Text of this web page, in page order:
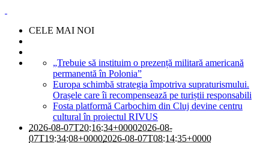
CELE MAI NOI
„Trebuie să instituim o prezență militară americană
permanentă în Polonia”
Europa schimbă strategia împotriva supraturismului.
Orașele care îi recompensează pe turiștii responsabili
Fosta platformă Carbochim din Cluj devine centru
cultural în proiectul RIVUS
2026-08-07T20:16:34+00002026-08-
07T19:34:08+00002026-08-07T08:14:35+0000